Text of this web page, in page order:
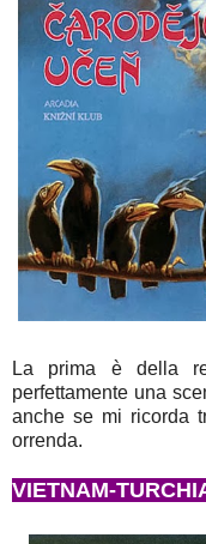
La prima è della
perfettamente una
anche se mi ricorda
orrenda.
VIETNAM-